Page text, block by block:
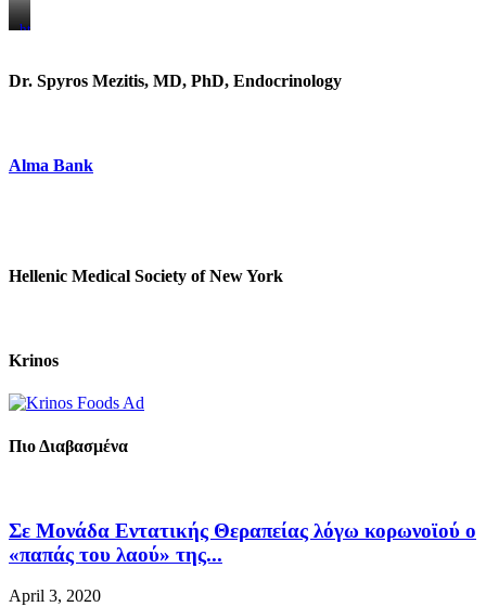
https://www.unitedbrothersfruitmarkets.com/
https://www.unitedbrothersfruitmarkets.com/
Dr. Spyros Mezitis, MD, PhD, Endocrinology
Alma Bank
Hellenic Medical Society of New York
Krinos
Πιο Διαβασμένα
Σε Μονάδα Εντατικής Θεραπείας λόγω κορωνοϊού ο
«παπάς του λαού» της...
April 3, 2020